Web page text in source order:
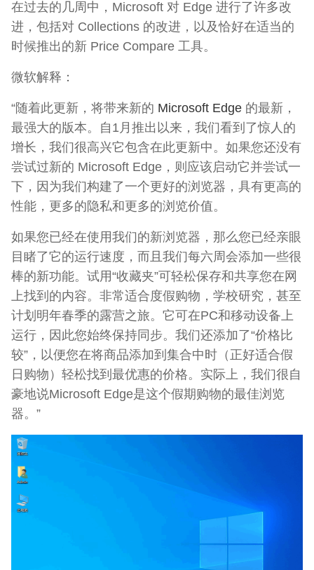
在过去的几周中，Microsoft 对 Edge 进行了许多改
进，包括对 Collections 的改进，以及恰好在适当的
时候推出的新 Price Compare 工具。
微软解释：
“随着此更新，将带来新的 Microsoft Edge 的最新，
最强大的版本。自1月推出以来，我们看到了惊人的
增长，我们很高兴它包含在此更新中。如果您还没有
尝试过新的 Microsoft Edge，则应该启动它并尝试一
下，因为我们构建了一个更好的浏览器，具有更高的
性能，更多的隐私和更多的浏览价值。
如果您已经在使用我们的新浏览器，那么您已经亲眼
目睹了它的运行速度，而且我们每六周会添加一些很
棒的新功能。试用“收藏夹”可轻松保存和共享您在网
上找到的内容。非常适合度假购物，学校研究，甚至
计划明年春季的露营之旅。它可在PC和移动设备上
运行，因此您始终保持同步。我们还添加了“价格比
较”，以便您在将商品添加到集合中时（正好适合假
日购物）轻松找到最优惠的价格。实际上，我们很自
豪地说Microsoft Edge是这个假期购物的最佳浏览
器。”